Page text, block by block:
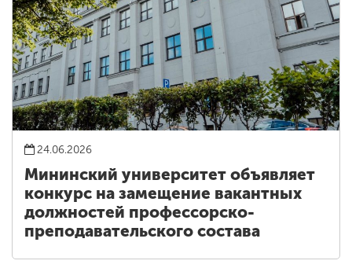
24.06.2026
Мининский университет объявляет
конкурс на замещение вакантных
должностей профессорско-
преподавательского состава